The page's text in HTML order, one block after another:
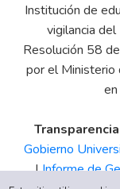
Institución de
vigilancia del
Resolución 58
por el Ministerio
en
Gobierno
|Informe de